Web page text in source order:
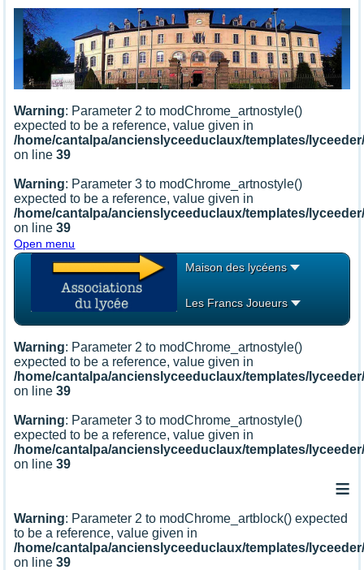
Warning: Parameter 2 to modChrome_artnostyle()
expected to be a reference, value given in
/home/cantalpa/ancienslyceeduclaux/templates/
on line39
Warning: Parameter 3 to modChrome_artnostyle()
expected to be a reference, value given in
/home/cantalpa/ancienslyceeduclaux/templates/
on line39
Open menu
Maison des lycéens
Les Francs Joueurs
Warning: Parameter 2 to modChrome_artnostyle()
expected to be a reference, value given in
/home/cantalpa/ancienslyceeduclaux/templates/
on line39
Warning: Parameter 3 to modChrome_artnostyle()
expected to be a reference, value given in
/home/cantalpa/ancienslyceeduclaux/templates/
on line39
≡
Warning: Parameter 2 to modChrome_artblock() expected
to be a reference, value given in
/home/cantalpa/ancienslyceeduclaux/templates/
on line39